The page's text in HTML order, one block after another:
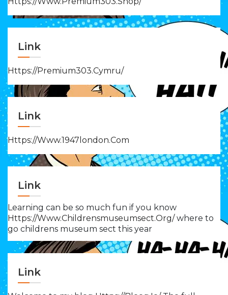
Link
Https://premium303.cymru/
Link
Https://www.1947london.com
Link
Learning can be so much fun if you know
Https://www.childrensmuseumsect.org/ where to
go childrens museum sect this year
Link